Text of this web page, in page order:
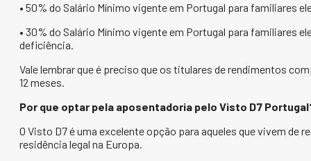
• 50% do Salário Mínimo vigente em Portugal para familiares
• 30% do Salário Mínimo vigente em Portugal para familiares
deficiência.
Vale lembrar que é preciso que os titulares de rendimentos
12 meses.
Por que optar pela aposentadoria pelo Visto D7
O Visto D7 é uma excelente opção para aqueles que vivem de
residência legal na Europa.